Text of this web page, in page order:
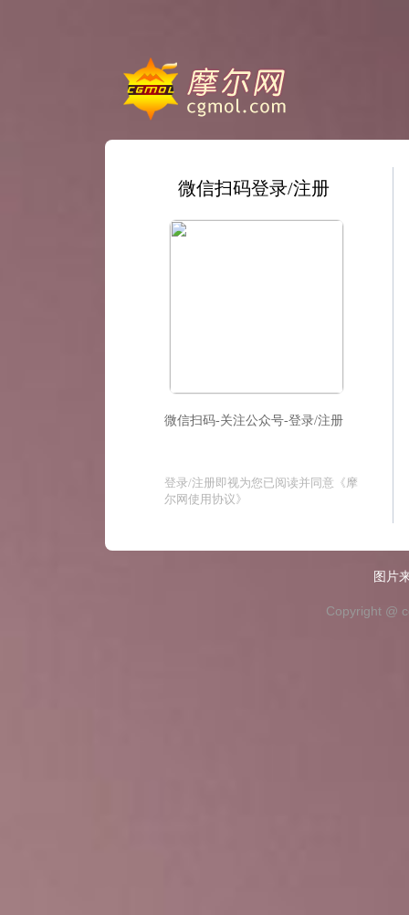
微信扫码登录/注册
微信扫码-关注公众号-登录/注册
登录/注册即视为您已阅读并同意 《摩
尔网使用协议》
图片
Copyright @